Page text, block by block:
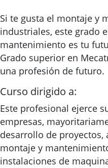
Si te gusta el montaje y
industriales, este grado
mantenimiento es tu
Grado superior en
una profesión de futuro.
Curso dirigido a:
Este profesional ejerce
empresas,
desarrollo de
montaje y
instalaciones de